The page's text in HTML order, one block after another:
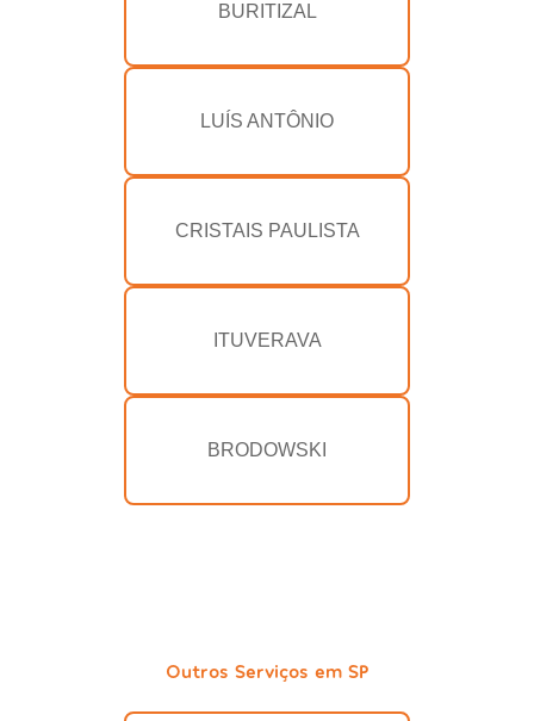
BURITIZAL
LUÍS ANTÔNIO
CRISTAIS PAULISTA
ITUVERAVA
BRODOWSKI
Outros Serviços em SP